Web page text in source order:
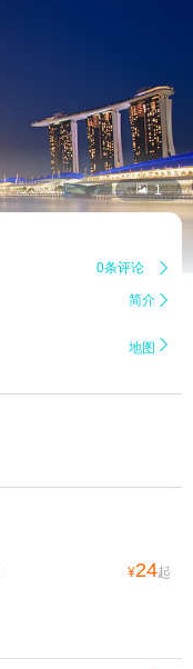
 1
0条评论 
简介 
地图 
¥24起